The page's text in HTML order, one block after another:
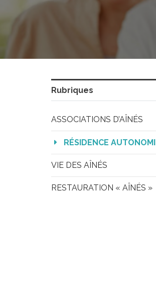
Rubriques
ASSOCIATIONS D’AÎNÉS
RÉSIDENCE
VIE DES AÎNÉS
RESTAURATION « AÎNÉS »